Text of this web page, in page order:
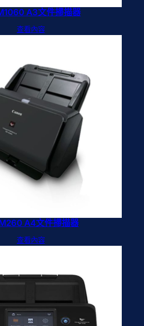
A3文件掃描器
查看內容
A4文件掃描器
查看內容